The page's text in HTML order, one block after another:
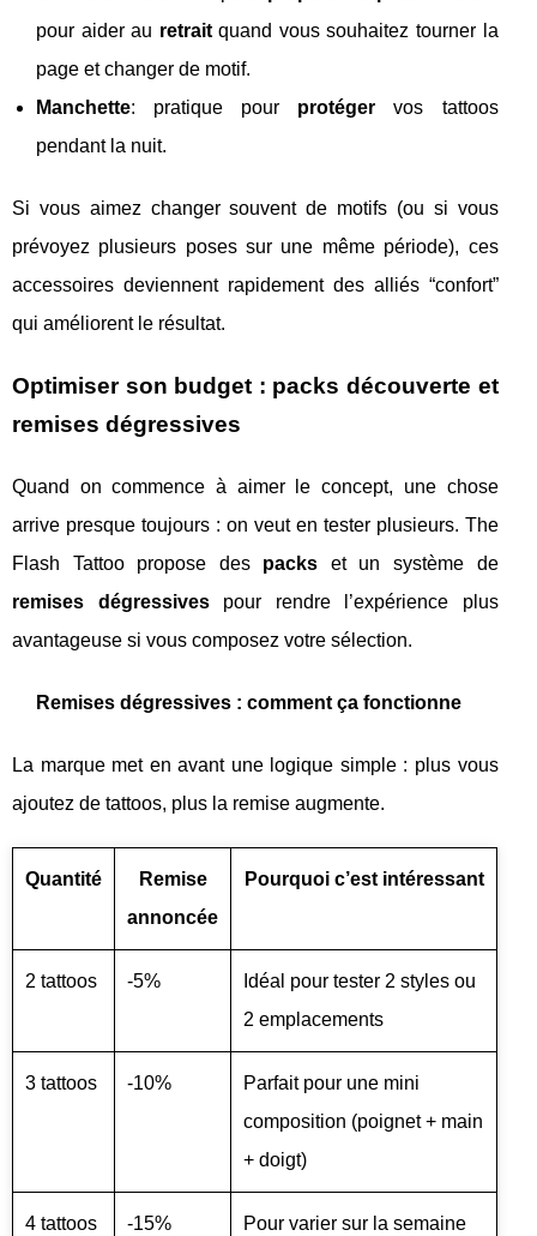
pour aider au retraitquand vous souhaitez tourner la
page et changer de motif.
Manchette: pratique pour protéger vos tattoos
pendant la nuit.
Si vous aimez changer souvent de motifs (ou si vous
prévoyez plusieurs poses sur une même période), ces
accessoires deviennent rapidement des alliés “confort”
qui améliorent le résultat.
Optimiser son budget : packs découverte et
remises dégressives
Quand on commence à aimer le concept, une chose
arrive presque toujours : on veut en tester plusieurs. The
Flash Tattoo propose des packs et un système de
remises dégressivespour rendre l’expérience plus
avantageuse si vous composez votre sélection.
Remises dégressives : comment ça fonctionne
La marque met en avant une logique simple : plus vous
ajoutez de tattoos, plus la remise augmente.
Quantité
Remise
annoncée
Pourquoi c’est intéressant
2 tattoos -5%
Idéal pour tester 2 styles ou
2 emplacements
3 tattoos -10%
Parfait pour une mini
composition (poignet + main
+ doigt)
4 tattoos -15%
Pour varier sur la semaine